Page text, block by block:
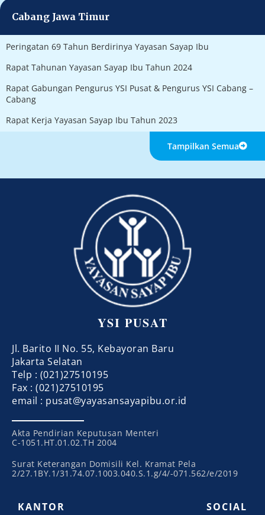
Cabang Jawa Timur
Peringatan 69 Tahun Berdirinya Yayasan Sayap Ibu
Rapat Tahunan Yayasan Sayap Ibu Tahun 2024
Rapat Gabungan Pengurus YSI Pusat & Pengurus YSI Cabang –
Cabang
Rapat Kerja Yayasan Sayap Ibu Tahun 2023
Tampilkan Semua
YSI PUSAT
Jl. Barito II No. 55, Kebayoran Baru
Jakarta Selatan
Telp : (021)27510195
Fax : (021)27510195
email : pusat@yayasansayapibu.or.id
Akta Pendirian Keputusan Menteri
C-1051.HT.01.02.TH 2004
Surat Keterangan Domisili Kel. Kramat Pela
2/27.1BY.1/31.74.07.1003.040.S.1.g/4/-071.562/e/2019
KANTOR SOCIAL